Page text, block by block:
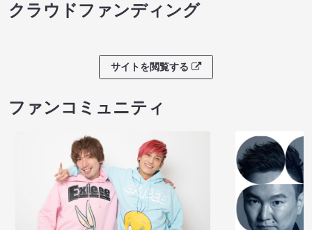
クラウドファンディング
サイトを閲覧する
ファンコミュニティ